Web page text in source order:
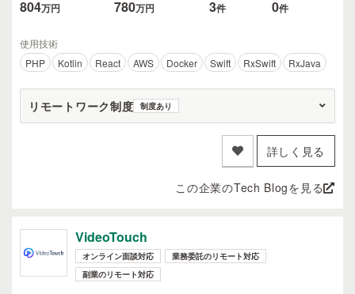
804万円 780万円 3件 0件
使用技術
PHP
Kotlin React AWS Docker Swift RxSwift RxJava
リモートワーク制度 制度あり
詳しく見る
この企業のTech Blogを見る
VideoTouch
オンライン面談対応
業務委託のリモート対応
副業のリモート対応